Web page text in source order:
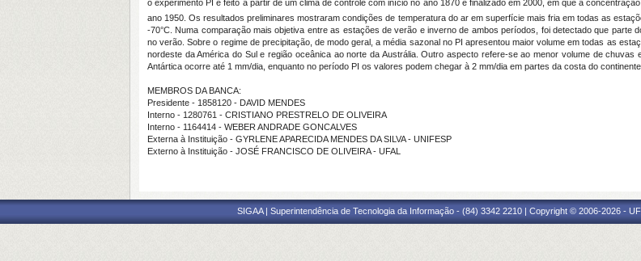
o experimento PI é feito a partir de um clima de controle com início no ano 1870 e finalizado em 2000, em que a
ano 1950. Os resultados preliminares mostraram condições de temperatura do ar em superfície mais fria em todas as
-70°C. Numa comparação mais objetiva entre as estações de verão e inverno de ambos períodos, foi detectado que parte
no verão. Sobre o regime de precipitação, de modo geral, a média sazonal no PI apresentou maior volume em todas as
nordeste da América do Sul e região oceânica ao norte da Austrália. Outro aspecto refere-se ao menor volume de
Antártica ocorre até 1 mm/dia, enquanto no período PI os valores podem chegar à 2 mm/dia em partes da costa do continente
MEMBROS DA BANCA:
Presidente - 1858120 - DAVID MENDES
Interno - 1280761 - CRISTIANO PRESTRELO DE OLIVEIRA
Interno - 1164414 - WEBER ANDRADE GONCALVES
Externa à Instituição - GYRLENE APARECIDA MENDES DA SILVA - UNIFESP
Externo à Instituição - JOSÉ FRANCISCO DE OLIVEIRA - UFAL
SIGAA | Superintendência de Tecnologia da Informação - (84) 3342 2210 | Copyright © 2006-2026 -